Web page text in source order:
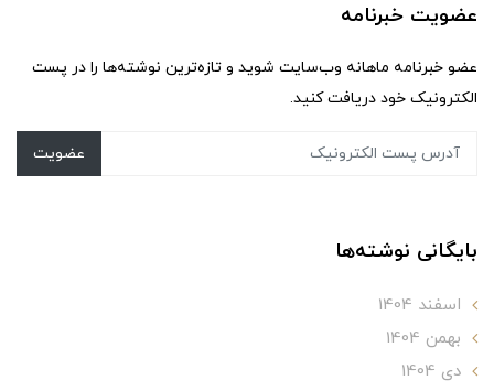
عضویت خبرنامه
عضو خبرنامه ماهانه وب‌سایت شوید و تازه‌ترین نوشته‌ها را در پست
الکترونیک خود دریافت کنید.
عضویت
بایگانی نوشته‌ها
اسفند 1404
بهمن 1404
دی 1404